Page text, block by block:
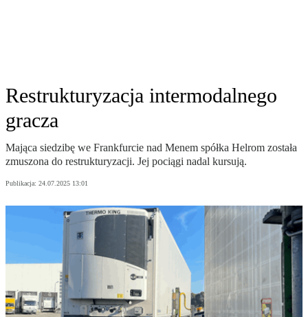
Restrukturyzacja intermodalnego
gracza
Mająca siedzibę we Frankfurcie nad Menem spółka Helrom została
zmuszona do restrukturyzacji. Jej pociągi nadal kursują.
Publikacja: 24.07.2025 13:01